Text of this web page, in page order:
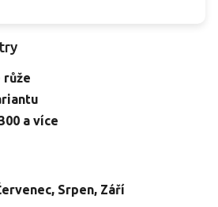
růže
a více
, Srpen, Září